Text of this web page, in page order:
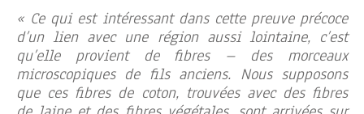
« Ce qui est intéressant dans cette preuve précoce
d’un lien avec une région aussi lointaine, c’est
qu’elle provient de fibres – des morceaux
microscopiques de fils anciens. Nous supposons
que ces fibres de coton, trouvées avec des fibres